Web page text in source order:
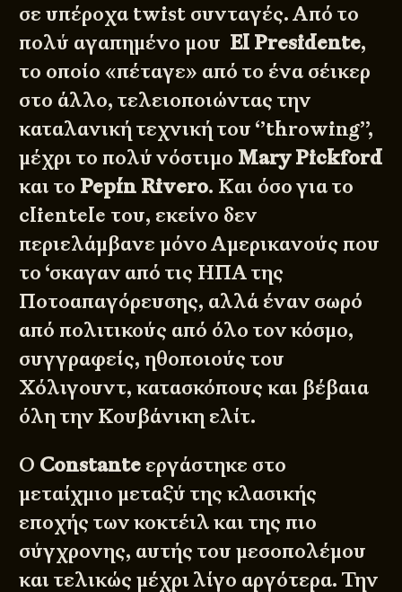
σε υπέροχα twist συνταγές. Από το
πολύ αγαπημένο μου El Presidente,
το οποίο «πέταγε» από το ένα σέικερ
στο άλλο, τελειοποιώντας την
καταλανική τεχνική του ‘’throwing’’,
μέχρι το πολύ νόστιμο Mary Pickford
και το Pepín Rivero. Και όσο για το
clientele του, εκείνο δεν
περιελάμβανε μόνο Αμερικανούς που
το ‘σκαγαν από τις ΗΠΑ της
Ποτοαπαγόρευσης, αλλά έναν σωρό
από πολιτικούς από όλο τον κόσμο,
συγγραφείς, ηθοποιούς του
Χόλιγουντ, κατασκόπους και βέβαια
όλη την Κουβάνικη ελίτ.
Ο Constante εργάστηκε στο
μεταίχμιο μεταξύ της κλασικής
εποχής των κοκτέιλ και της πιο
σύγχρονης, αυτής του μεσοπολέμου
και τελικώς μέχρι λίγο αργότερα. Την